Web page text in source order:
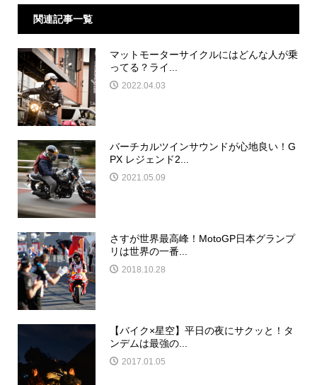
関連記事一覧
マットモーターサイクルにはどんな人が乗
ってる？ライ...
2022.04.03
バーチカルツインサウンドが心地良い！G
PX レジェンド2...
2021.05.09
さすが世界最高峰！MotoGP日本グランプ
リは世界の一番...
2018.10.28
【バイク×星空】平日の夜にサクッと！タ
ンデムは最強の...
2017.01.05